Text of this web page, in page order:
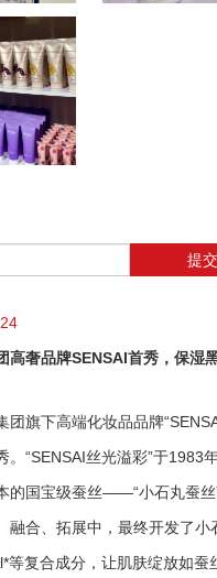
提
高奢品牌SENSAI首秀，保湿
团旗下高端化妆品品牌
。“SENSAI丝光溢彩”于1983
的国宝级蚕丝——“小石丸蚕丝
融合、拓展中，最终开发了小
等复合成分，让肌肤绽放如蚕